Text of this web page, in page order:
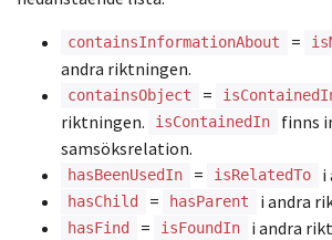
containsInformationAbout =
andra riktningen.
containsObject =
riktningen.
isContainedIn
finns
samsöksrelation.
hasBeenUsedIn = isRelatedTo i
hasChild = hasParent i andra
hasFind = isFoundIn i andra